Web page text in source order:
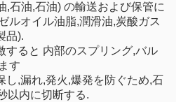
,石油,石油) の輸送および保管に
ルオイル油脂,潤滑油,炭酸ガス
品).
すると 内部のスプリング,バル
す
し,漏れ,発火,爆発を防ぐため,石
以内に切断する.